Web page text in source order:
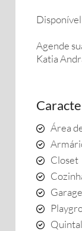
Agende
Katia
Área
Closet
Quintal